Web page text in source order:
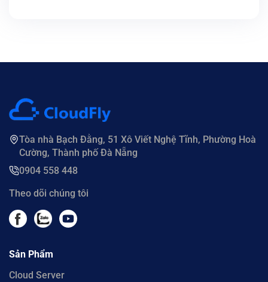
Tòa nhà Bạch Đằng, 51 Xô Viết Nghệ Tĩnh, Phường Hoà
Cường, Thành phố Đà Nẵng
0904 558 448
Theo dõi chúng tôi
Sản Phẩm
Cloud Server